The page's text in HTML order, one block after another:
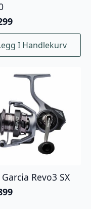
I Handlekurv
Revo3 SX